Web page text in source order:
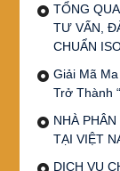
TỔNG
TƯ VẤN,
CHUẨN
Giải Mã
Trở Thành
NHÀ
TẠI VIỆT
DỊCH VỤ